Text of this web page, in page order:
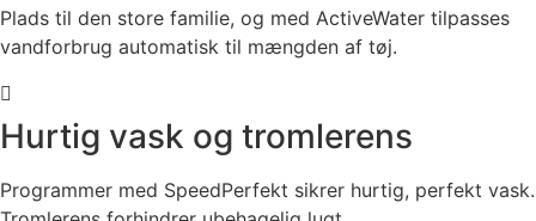
Plads til den store familie, og med ActiveWater tilpasses
vandforbrug automatisk til mængden af tøj.
Hurtig vask og tromlerens
Programmer med SpeedPerfekt sikrer hurtig, perfekt vask.